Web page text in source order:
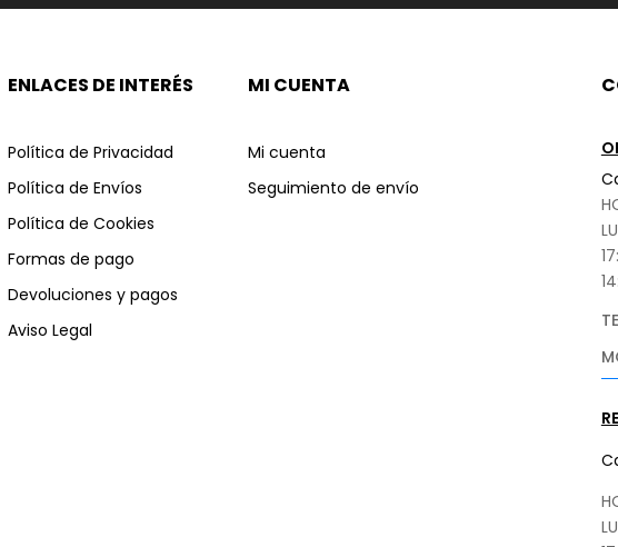
ENLACES DE INTERÉS
Política de Privacidad
Política de Envíos
Política de Cookies
Formas de pago
Devoluciones y pagos
Aviso Legal
MI CUENTA
Mi cuenta
Seguimiento de envío